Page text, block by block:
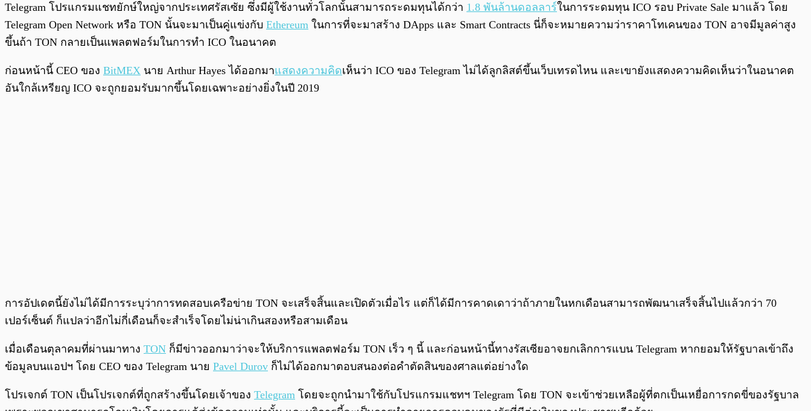
Telegram โปรแกรมแชทยักษ์ใหญ่จากประเทศรัสเซัย ซึ่งมีผู้ใช้งานทั่วโลกนั้นสามารถระดมทุนได้กว่า 1.8 พันล้านดอลลาร์ในการระดมทุน ICO รอบ Private Sale มาแล้ว โดย
Telegram Open Network หรือ TON นั้นจะมาเป็นคู่แข่งกับ Ethereum ในการที่จะมาสร้าง DApps และ Smart Contracts นี่ก็จะหมายความว่าราคาโทเคนของ TON อาจมีมูลค่าสูง
ขึ้นถ้า TON กลายเป็นแพลตฟอร์มในการทำ ICO ในอนาคต
ก่อนหน้านี้ CEO ของ BitMEX นาย Arthur Hayes ได้ออกมาแสดงความคิดเห็นว่า ICO ของ Telegram ไม่ได้ลูกลิสต์ขึ้นเว็บเทรดไหน และเขายังแสดงความคิดเห็นว่าในอนาคต
อันใกล้เหรียญ ICO จะถูกยอมรับมากขึ้นโดยเฉพาะอย่างยิ่งในปี 2019
การอัปเดตนี้ยังไม่ได้มีการระบุว่าการทดสอบเครือข่าย TON จะเสร็จสิ้นและเปิดตัวเมื่อไร แต่ก็ได้มีการคาดเดาว่าถ้าภายในหกเดือนสามารถพัฒนาเสร็จสิ้นไปแล้วกว่า 70
เปอร์เซ็นต์ ก็แปลว่าอีกไม่กี่เดือนก็จะสำเร็จโดยไม่น่าเกินสองหรือสามเดือน
เมื่อเดือนตุลาคมที่ผ่านมาทาง TON ก็มีข่าวออกมาว่าจะให้บริการแพลตฟอร์ม TON เร็ว ๆ นี้ และก่อนหน้านี้ทางรัสเซียอาจยกเลิกการแบน Telegram หากยอมให้รัฐบาลเข้าถึง
ข้อมูลบนแอปฯ โดย CEO ของ Telegram นาย Pavel Durov ก็ไม่ได้ออกมาตอบสนองต่อคำตัดสินของศาลแต่อย่างใด
โปรเจกต์ TON เป็นโปรเจกต์ที่ถูกสร้างขึ้นโดยเจ้าของ Telegram โดยจะถูกนำมาใช้กับโปรแกรมแชทฯ Telegram โดย TON จะเข้าช่วยเหลือผู้ที่ตกเป็นเหยื่อการกดขี่ของรัฐบาล